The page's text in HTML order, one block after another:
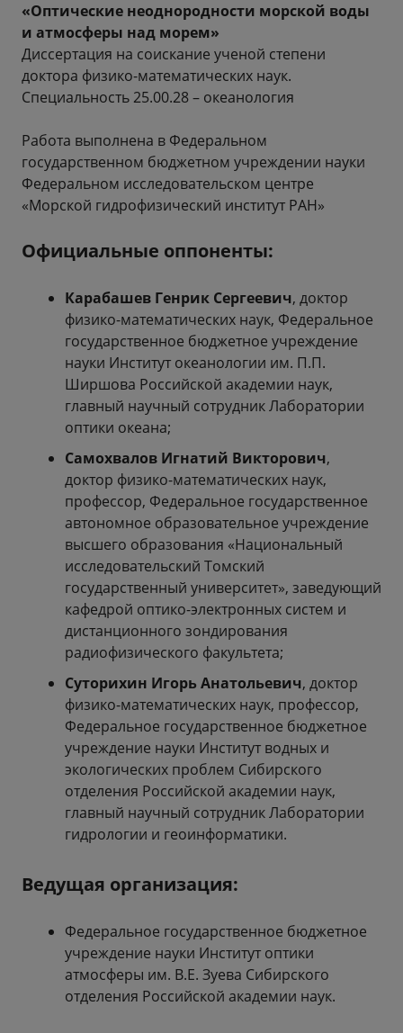
«Оптические неоднородности морской воды
и атмосферы над морем»
Диссертация на соискание ученой степени
доктора физико-математических наук.
Специальность 25.00.28 – океанология
Работа выполнена в Федеральном
государственном бюджетном учреждении науки
Федеральном исследовательском центре
«Морской гидрофизический институт РАН»
Официальные оппоненты:
Карабашев Генрик Сергеевич, доктор
физико-математических наук, Федеральное
государственное бюджетное учреждение
науки Институт океанологии им. П.П.
Ширшова Российской академии наук,
главный научный сотрудник Лаборатории
оптики океана;
Самохвалов Игнатий Викторович,
доктор физико-математических наук,
профессор, Федеральное государственное
автономное образовательное учреждение
высшего образования «Национальный
исследовательский Томский
государственный университет», заведующий
кафедрой оптико-электронных систем и
дистанционного зондирования
радиофизического факультета;
Суторихин Игорь Анатольевич, доктор
физико-математических наук, профессор,
Федеральное государственное бюджетное
учреждение науки Институт водных и
экологических проблем Сибирского
отделения Российской академии наук,
главный научный сотрудник Лаборатории
гидрологии и геоинформатики.
Ведущая организация:
Федеральное государственное бюджетное
учреждение науки Институт оптики
атмосферы им. В.Е. Зуева Сибирского
отделения Российской академии наук.